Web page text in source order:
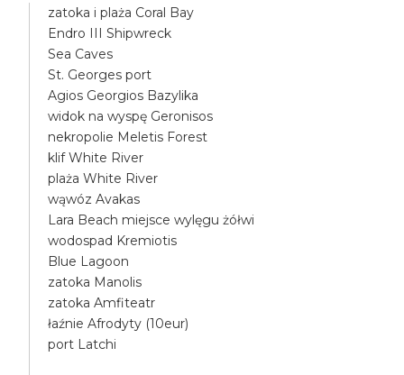
zatoka i plaża Coral Bay
Endro III Shipwreck
Sea Caves
St. Georges port
Agios Georgios Bazylika
widok na wyspę Geronisos
nekropolie Meletis Forest
klif White River
plaża White River
wąwóz Avakas
Lara Beach miejsce wylęgu żółwi
wodospad Kremiotis
Blue Lagoon
zatoka Manolis
zatoka Amfiteatr
łaźnie Afrodyty (10eur)
port Latchi